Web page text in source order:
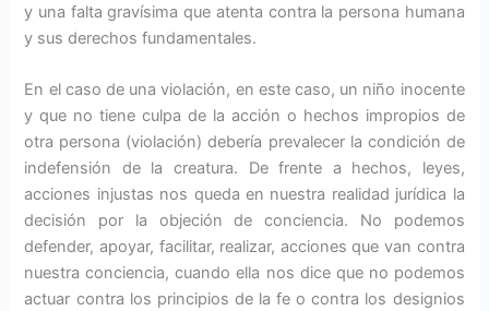
y una falta gravísima que atenta contra la persona humana
y sus derechos fundamentales.
En el caso de una violación, en este caso, un niño inocente
y que no tiene culpa de la acción o hechos impropios de
otra persona (violación) debería prevalecer la condición de
indefensión de la creatura. De frente a hechos, leyes,
acciones injustas nos queda en nuestra realidad jurídica la
decisión por la objeción de conciencia. No podemos
defender, apoyar, facilitar, realizar, acciones que van contra
nuestra conciencia, cuando ella nos dice que no podemos
actuar contra los principios de la fe o contra los designios